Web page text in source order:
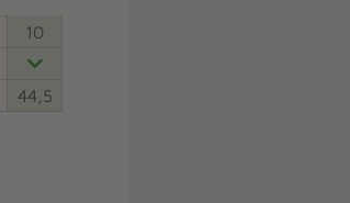
10
44,5